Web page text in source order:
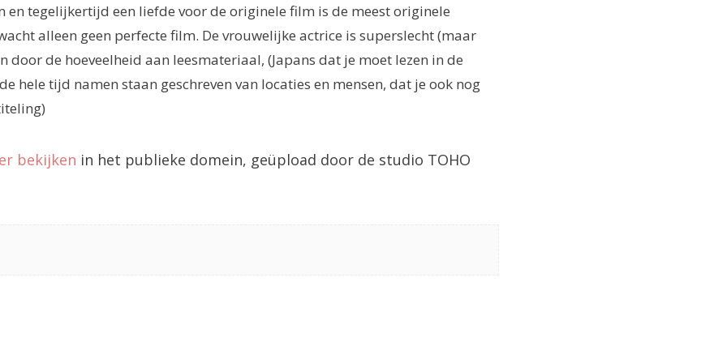
en tegelijkertijd een liefde voor de originele film is de meest originele
alleen geen perfecte film. De vrouwelijke actrice is superslecht (maar
door de hoeveelheid aan leesmateriaal, (Japans dat je moet lezen in de
hele tijd namen staan geschreven van locaties en mensen, dat je ook nog
bekijken in het publieke domein, geüpload door de studio TOHO